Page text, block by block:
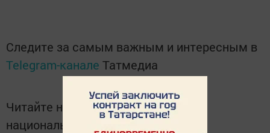
Следите за самым важным и интересным в
Telegram-канале Татмедиа
Читайте новости Татарстана в
национальном мессенджере MАХ: